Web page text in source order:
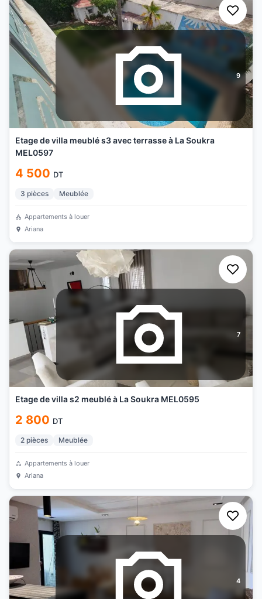
9
Etage de villa meublé s3 avec terrasse à La Soukra
MEL0597
4 500 DT
3 pièces Meublée
Appartements à louer
Ariana
7
Etage de villa s2 meublé à La Soukra MEL0595
2 800 DT
2 pièces Meublée
Appartements à louer
Ariana
4